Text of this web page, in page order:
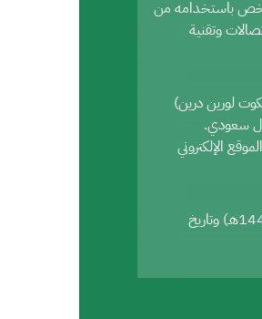
باستخدامه من
وتقنية
لورين درين)
الإلكتروني
رقم (45114464/ق/1445هـ) وتاريخ